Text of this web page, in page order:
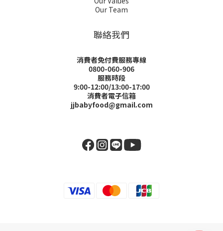
Our Team
聯絡我們
消費者免付費服務專線
0800-060-906
服務時段
9:00-12:00/13:00-17:00
消費者電子信箱
jjbabyfood@gmail.com